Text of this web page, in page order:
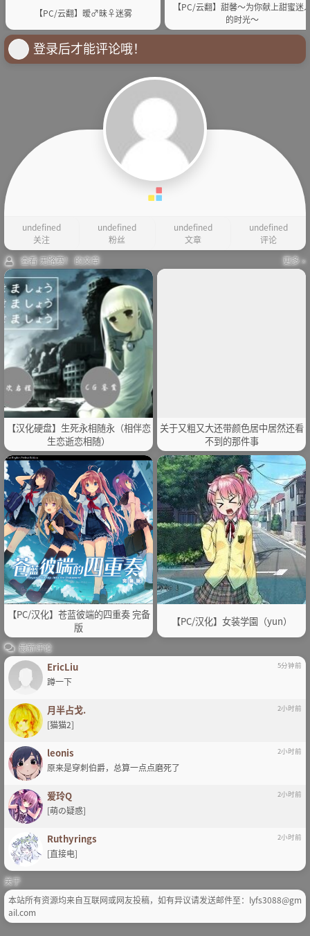
【PC/云翻】暧♂昧♀迷雾
【PC/云翻】甜馨～为你献上甜蜜迷
的时光～
登录后才能评论哦！
undefined
关注
undefined
粉丝
undefined
文章
undefined
评论
查看 无路赛！ 的文章
更多 »
【汉化硬盘】生死永相随永（相伴恋
生恋逝恋相随）
关于又粗又大还带颜色居中居然还看
不到的那件事
【PC/汉化】苍蓝彼端的四重奏 完备
版
【PC/汉化】女装学園（yun）
最新评论
EricLiu 5分钟前
蹲一下
月半占戈. 2小时前
[猫猫2]
leonis 2小时前
原来是穿刺伯爵，总算一点点磨死了
爱玲Q 2小时前
[萌の疑惑]
Ruthyrings 2小时前
[直接电]
关于
本站所有资源均来自互联网或网友投稿，如有异议请发送邮件至：lyfs3088@gm
ail.com